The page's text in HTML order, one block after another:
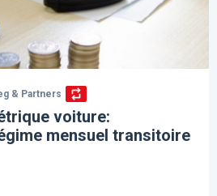
& Partners
voiture:
mensuel transitoire